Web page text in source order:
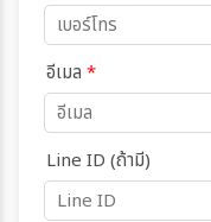
อีเมล *
Line ID (ถ้ามี)